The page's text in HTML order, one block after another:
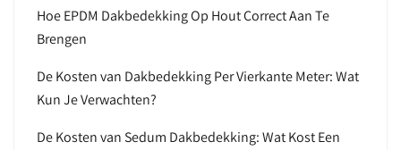
Hoe EPDM Dakbedekking Op Hout Correct Aan Te
Brengen
De Kosten van Dakbedekking Per Vierkante Meter: Wat
Kun Je Verwachten?
De Kosten van Sedum Dakbedekking: Wat Kost Een